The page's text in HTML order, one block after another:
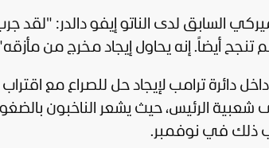
السابق لدى الناتو إيفو دالدر: "لقد
تنجح أيضاً. إنه يحاول إيجاد مخرج من
دائرة ترامب لإيجاد حل للصراع مع
شعبية الرئيس، حيث يشعر الناخبون
ذلك في نوفمبر.